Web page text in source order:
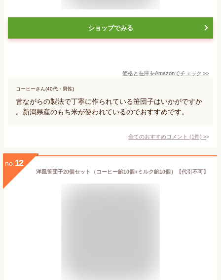
ショップでみる
価格と在庫をAmazonでチェック >>
コーヒーさん(40代・男性)
昔ながらの製法で丁寧に作られている笹団子はいかがですか
。新潟県産のもち米が使われているのでおすすめです。
全てのおすすめコメント (1件) >
no. 12
洋風笹団子20個セット（コーヒー餡10個+ミルク餡10個）【代引不可】